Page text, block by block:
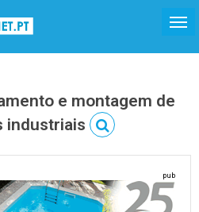
e montagem de
industriais
pub